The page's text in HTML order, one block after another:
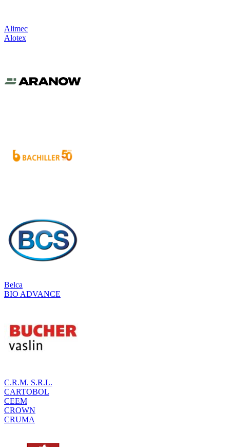
Alimec
Alotex
Belca
BIO ADVANCE
C.R.M. S.R.L.
CARTOBOL
CEEM
CROWN
CRUMA